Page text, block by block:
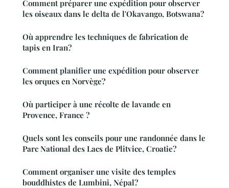
Comment préparer une expédition pour observer
les oiseaux dans le delta de l'Okavango, Botswana?
Où apprendre les techniques de fabrication de
tapis en Iran?
Comment planifier une expédition pour observer
les orques en Norvège?
Où participer à une récolte de lavande en
Provence, France ?
Quels sont les conseils pour une randonnée dans le
Parc National des Lacs de Plitvice, Croatie?
Comment organiser une visite des temples
bouddhistes de Lumbini, Népal?